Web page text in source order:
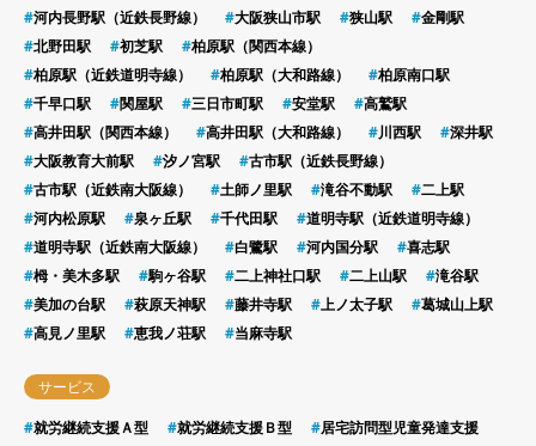
河内長野駅（近鉄長野線）
大阪狭山市駅 狭山駅
金剛駅
北野田駅
初芝駅
柏原駅（関西本線）
柏原駅（近鉄道明寺線）
柏原駅（大和路線）
柏原南口駅
千早口駅
関屋駅 三日市町駅 安堂駅
高鷲駅
高井田駅（関西本線）
高井田駅（大和路線） 川西駅
深井駅
大阪教育大前駅
汐ノ宮駅
古市駅（近鉄長野線）
古市駅（近鉄南大阪線）
土師ノ里駅 滝谷不動駅
二上駅
河内松原駅
泉ヶ丘駅 千代田駅
道明寺駅（近鉄道明寺線）
道明寺駅（近鉄南大阪線）
白鷺駅 河内国分駅
喜志駅
栂・美木多駅
駒ヶ谷駅 二上神社口駅 二上山駅
滝谷駅
美加の台駅
萩原天神駅 藤井寺駅 上ノ太子駅
葛城山上駅
高見ノ里駅
恵我ノ荘駅 当麻寺駅
サービス
就労継続支援Ａ型
就労継続支援Ｂ型
居宅訪問型児童発達支援